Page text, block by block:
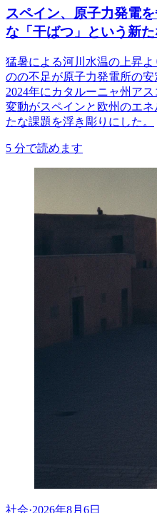
スペイン、原子力発電
な「干ばつ」という新
猛暑による河川水温の上昇
のの不足が原子力発電所の安
2024年にカタルーニャ州ア
変動がスペインと欧州のエ
たな課題を浮き彫りにした。
5 分で読めます
社会·2026年8月6日